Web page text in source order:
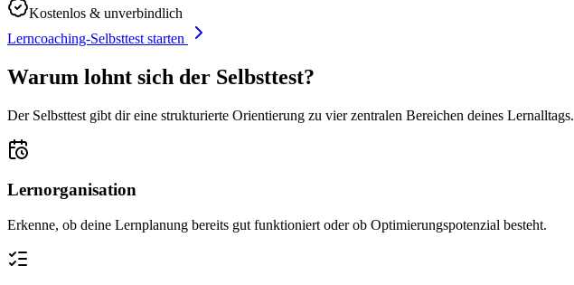
Kostenlos & unverbindlich
Lerncoaching-Selbsttest starten
Warum lohnt sich der Selbsttest?
Der Selbsttest gibt dir eine strukturierte Orientierung zu vier zentralen Bereichen deines Lernalltags.
Lernorganisation
Erkenne, ob deine Lernplanung bereits gut funktioniert oder ob Optimierungspotenzial besteht.